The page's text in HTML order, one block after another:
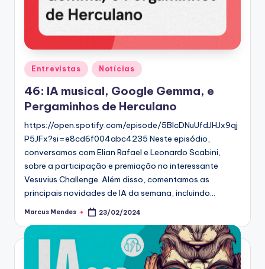
Posted
in
Entrevistas Notícias
46: IA musical, Google Gemma, e
Pergaminhos de Herculano
https://open.spotify.com/episode/5BlcDNuUfdJHJx9qj
P5JFx?si=e8cd6f004abc4235 Neste episódio,
conversamos com Elian Rafael e Leonardo Scabini,
sobre a participação e premiação no interessante
Vesuvius Challenge. Além disso, comentamos as
principais novidades de IA da semana, incluindo…
Posted
Marcus Mendes 23/02/2024